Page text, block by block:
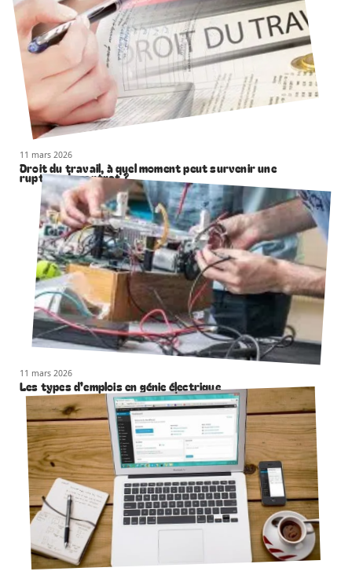
11 mars 2026
Droit du travail, à quel moment peut survenir une
rupture de contrat ?
11 mars 2026
Les types d’emplois en génie électrique